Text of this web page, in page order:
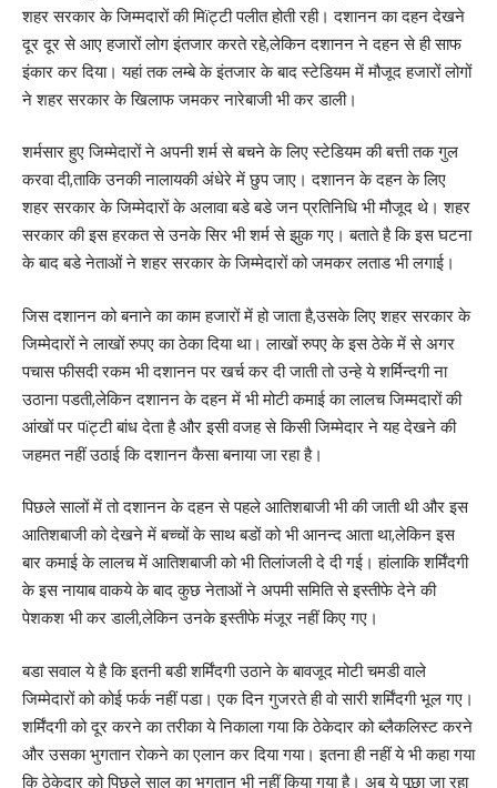
शहर सरकार के जिम्मदारों की मिïट्टी पलीत होती रही। दशानन का दहन देखने
दूर दूर से आए हजारों लोग इंतजार करते रहे,लेकिन दशानन ने दहन से ही साफ
इंकार कर दिया। यहां तक लम्बे के इंतजार के बाद स्टेडियम में मौजूद हजारों लोगों
ने शहर सरकार के खिलाफ जमकर नारेबाजी भी कर डाली।
शर्मसार हुए जिम्मेदारों ने अपनी शर्म से बचने के लिए स्टेडियम की बत्ती तक गुल
करवा दी,ताकि उनकी नालायकी अंधेरे में छुप जाए। दशानन के दहन के लिए
शहर सरकार के जिम्मेदारों के अलावा बडे बडे जन प्रतिनिधि भी मौजूद थे। शहर
सरकार की इस हरकत से उनके सिर भी शर्म से झुक गए। बताते है कि इस घटना
के बाद बडे नेताओं ने शहर सरकार के जिम्मेदारों को जमकर लताड भी लगाई।
जिस दशानन को बनाने का काम हजारों में हो जाता है,उसके लिए शहर सरकार के
जिम्मेदारों ने लाखों रुपए का ठेका दिया था। लाखों रुपए के इस ठेके में से अगर
पचास फीसदी रकम भी दशानन पर खर्च कर दी जाती तो उन्हे ये शर्मिन्दगी ना
उठाना पडती,लेकिन दशानन के दहन में भी मोटी कमाई का लालच जिम्मदारों की
आंखों पर पïट्टी बांध देता है और इसी वजह से किसी जिम्मेदार ने यह देखने की
जहमत नहीं उठाई कि दशानन कैसा बनाया जा रहा है।
पिछले सालों में तो दशानन के दहन से पहले आतिशबाजी भी की जाती थी और इस
आतिशबाजी को देखने में बच्चों के साथ बडों को भी आनन्द आता था,लेकिन इस
बार कमाई के लालच में आतिशबाजी को भी तिलांजली दे दी गई। हांलाकि शर्मिंदगी
के इस नायाब वाकये के बाद कुछ नेताओं ने अपमी समिति से इस्तीफे देने की
पेशकश भी कर डाली,लेकिन उनके इस्तीफे मंजूर नहीं किए गए।
बडा सवाल ये है कि इतनी बडी शर्मिंदगी उठाने के बावजूद मोटी चमडी वाले
जिम्मेदारों को कोई फर्क नहीं पडा। एक दिन गुजरते ही वो सारी शर्मिंदगी भूल गए।
शर्मिंदगी को दूर करने का तरीका ये निकाला गया कि ठेकेदार को ब्लैकलिस्ट करने
और उसका भुगतान रोकने का एलान कर दिया गया। इतना ही नहीं ये भी कहा गया
कि ठेकेदार को पिछले साल का भुगतान भी नहीं किया गया है। अब ये पूछा जा रहा